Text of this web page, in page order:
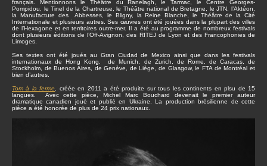
français. Mentionnons le Théâtre du Ranelagh, le Tarmac, le Centre Georges-
Pompidou, le Tinel de la Chartreuse, le Théâtre national de Bretagne, le JTN, l’Aktéon,
la Manufacture des Abbesses, le Bligny, la Reine Blanche, le Théâtre de la Cité
Internationale et plusieurs autres. Ses œuvres ont été jouées dans la plupart des villes
de l’Hexagone et en territoires outre-mer. Il a été au programme de nombreux festivals
dont plusieurs éditions de l’Off-Avignon, des RITEJ de Lyon et des Francophonies de
Limoges.
Ses textes ont été joués au Gran Ciudad de Mexico ainsi que dans les festivals
internationaux de Hong Kong, de Munich, de Zurich, de Rome, de Caracas, de
Stockholm, de Buenos Aires, de Genève, de Liège, de Glasgow, le FTA de Montréal et
bien d’autres.
Tom à la ferme
créée en 2011 a été produite sur tous les continents en plsu de 15
langues. Avec cette pièce, Michel Marc Bouchard devenait le premier auteur
dramatique canadien joué et publié en Ukraine. La production brésilienne de cette
pièce a été honorée de plus de 24 prix nationaux.